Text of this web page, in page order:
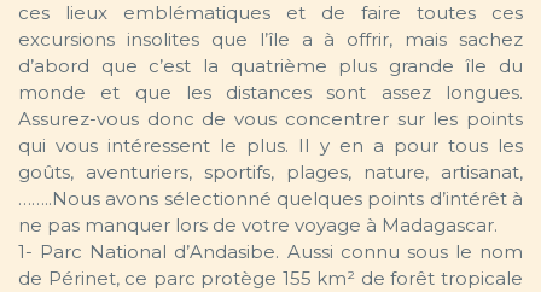
ces lieux emblématiques et de faire toutes ces
excursions insolites que l’île a à offrir, mais sachez
d’abord que c’est la quatrième plus grande île du
monde et que les distances sont assez longues.
Assurez-vous donc de vous concentrer sur les points
qui vous intéressent le plus. Il y en a pour tous les
goûts, aventuriers, sportifs, plages, nature, artisanat,
……..Nous avons sélectionné quelques points d’intérêt à
ne pas manquer lors de votre voyage à Madagascar.
1- Parc National d’Andasibe. Aussi connu sous le nom
de Périnet, ce parc protège 155 km² de forêt tropicale